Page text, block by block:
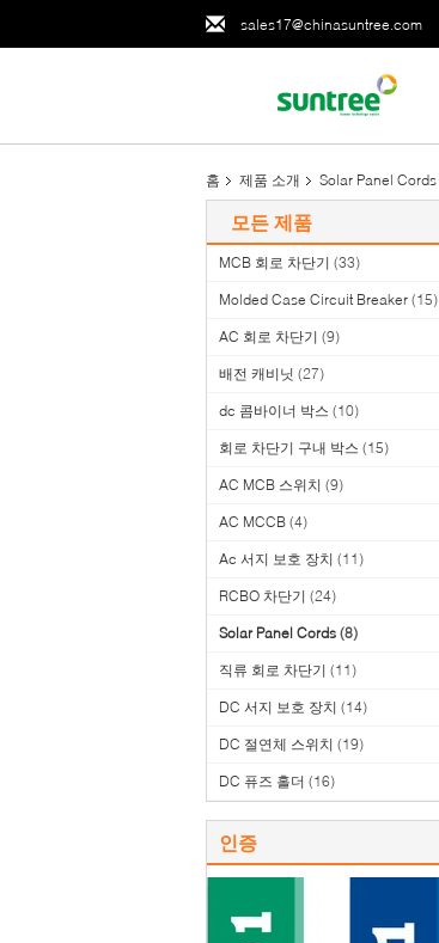
sales17@chinasuntree.com
홈 제품 소개 Solar Panel Cords
모든 제품
MCB 회로 차단기 (33)
Molded Case Circuit Breaker (15)
AC 회로 차단기 (9)
배전 캐비닛 (27)
dc 콤바이너 박스 (10)
회로 차단기 구내 박스 (15)
AC MCB 스위치 (9)
AC MCCB (4)
Ac 서지 보호 장치 (11)
RCBO 차단기 (24)
Solar Panel Cords (8)
직류 회로 차단기 (11)
DC 서지 보호 장치 (14)
DC 절연체 스위치 (19)
DC 퓨즈 홀더 (16)
인증